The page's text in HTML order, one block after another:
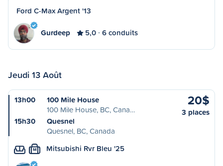
Ford C-Max Argent '13
Gurdeep 5,0 6 conduits
Jeudi 13 Août
13h00
100 Mile House
100 Mile House, BC, Cana…
15h30
Quesnel
Quesnel, BC, Canada
20$
3 places
M Mitsubishi Rvr Bleu '25